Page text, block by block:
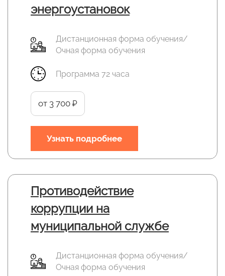
энергоустановок
Дистанционная форма обучения/
Очная форма обучения
Программа 72 часа
от 3 700 ₽
Узнать подробнее
Противодействие
коррупции на
муниципальной службе
Дистанционная форма обучения/
Очная форма обучения